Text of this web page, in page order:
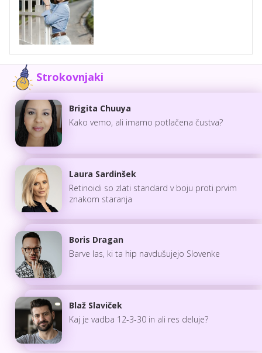
Strokovnjaki
Brigita Chuuya
Kako vemo, ali imamo potlačena čustva?
Laura Sardinšek
Retinoidi so zlati standard v boju proti prvim
znakom staranja
Boris Dragan
Barve las, ki ta hip navdušujejo Slovenke
Blaž Slaviček
Kaj je vadba 12-3-30 in ali res deluje?